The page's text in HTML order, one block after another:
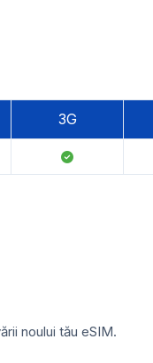
3G
noului tău eSIM.